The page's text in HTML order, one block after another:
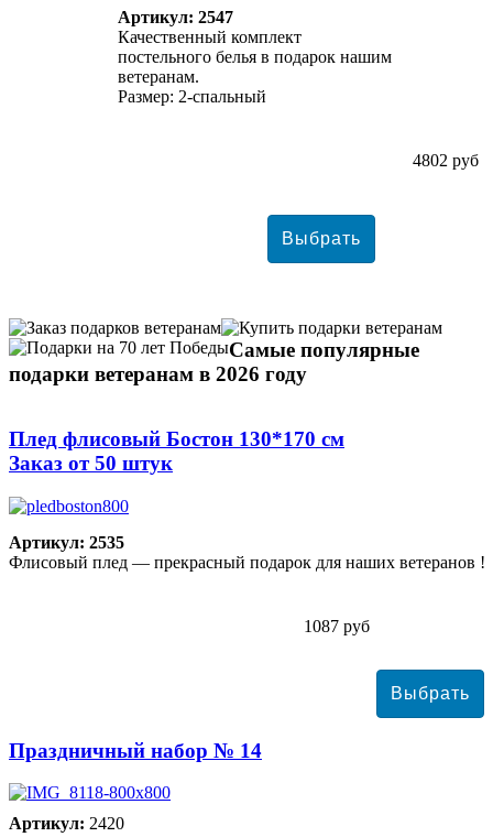
Артикул: 2547
Качественный комплект
постельного белья в подарок нашим
ветеранам.
Размер: 2-спальный
4802 руб
Самые популярные
подарки ветеранам в 2026 году
Плед флисовый Бостон 130*170 см
Заказ от 50 штук
Артикул: 2535
Флисовый плед — прекрасный подарок для наших ветеранов !
1087 руб
Праздничный набор № 14
Артикул: 2420